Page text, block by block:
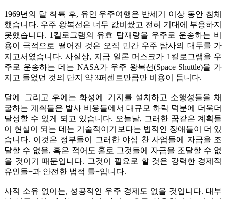
1969년의 달 착륙 후, 유인 우주여행은 반세기 이상 동안 침체
했습니다. 우주 왕복선은 너무 값비쌌고 전혀 기대에 부응하지
못했습니다. 1킬로그램의 유효 탑재량을 우주로 운송하는 비
용이 극적으로 떨어진 것은 오직 민간 우주 탐사의 대두를 가
지고서였습니다. 사실상, 지금 일론 머스크가 1킬로그램을 우
주로 운송하는 데는 NASA가 우주 왕복선(Space Shuttle)을 가
지고 들었던 것의 단지 약 3퍼센트만큼만 비용이 듭니다.
달에−그리고 후에는 화성에−기지를 설치하고 소행성들을 채
굴하는 계획들은 발사 비용들에서 대규모 하락 덕분에 더욱더
달성할 수 있게 되고 있습니다. 오늘날, 그러한 꿈같은 계획들
이 현실이 되는 데는 기술적이기보다는 법적인 장애들이 더 있
습니다. 이것은 정부들이 그러한 야심 찬 사업들에 자금을 조
달할 수 없을, 혹은 적어도 홀로 그것들에 자금을 조달할 수 없
을 것이기 때문입니다. 그것이 필요로 할 것은 강력한 경제적
유인들−과 안전한 법적 틀−입니다.
사적 소유 없이는, 성공적인 우주 경제도 없을 것입니다. 대부